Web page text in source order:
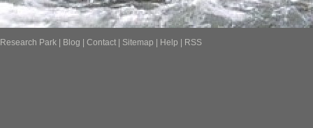
Research Park Blog Contact Sitemap Help RSS